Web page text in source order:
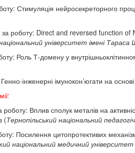
Стимуляція нейросекреторного
за роботу: Direct and reversed function
університет імені Тараса
Роль Т-домену у
інженерні імунокон’югати на
роботу: Вплив сполук металів на
(Тернопільський національний
Посилення цитопротективих
національний медичний